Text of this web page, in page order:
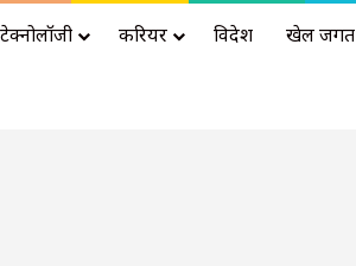
टेक्नोलॉजी करियर विदेश खेल जगत